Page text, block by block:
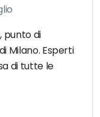
punto di
Milano. Esperti
di tutte le